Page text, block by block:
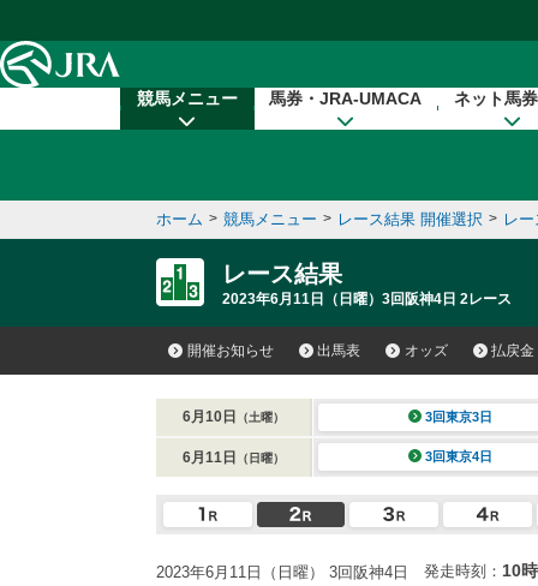
競馬メニュー 馬券・JRA-UMACA ネット馬
ホーム > 競馬メニュー > レース結果 開催選択 > レ
レース結果
2023年6月11日（日曜）3回阪神4日 2レース
開催お知らせ 出馬表 オッズ 払戻金
6月10日 （土曜） 3回東京3日
6月11日 （日曜） 3回東京4日
2023年6月11日（日曜） 3回阪神4日 発走時刻： 10